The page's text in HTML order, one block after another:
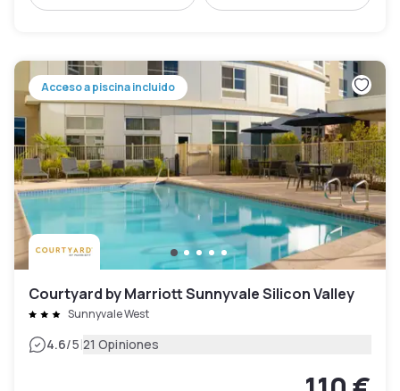
Acceso a piscina incluido
Courtyard by Marriott Sunnyvale Silicon Valley
Sunnyvale West
4.6/5|21 Opiniones